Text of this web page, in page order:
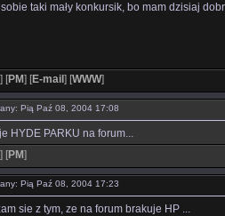
taki mały konkursik, bo mam dzisiaj
] [PM] [E-mail ] [WWW]
Pią Paź 08, 2004 17:08
HYDE PARKU na forum...
] [PM]
Pią Paź 08, 2004 17:23
sie z tym, ze na forum brakuje HP ...